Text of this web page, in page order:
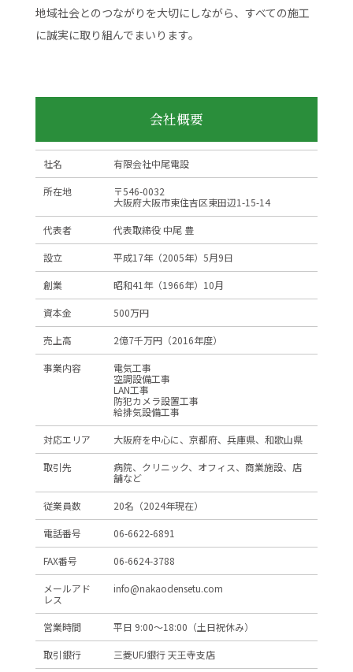
地域社会とのつながりを大切にしながら、すべての施工
に誠実に取り組んでまいります。
会社概要
社名 有限会社中尾電設
所在地
〒546-0032
大阪府大阪市東住吉区東田辺1-15-14
代表者 代表取締役 中尾 豊
設立 平成17年（2005年）5月9日
創業 昭和41年（1966年）10月
資本金 500万円
売上高 2億7千万円（2016年度）
事業内容
電気工事
空調設備工事
LAN工事
防犯カメラ設置工事
給排気設備工事
対応エリア 大阪府を中心に、京都府、兵庫県、和歌山県
取引先
病院、クリニック、オフィス、商業施設、店
舗など
従業員数 20名（2024年現在）
電話番号 06-6622-6891
FAX番号 06-6624-3788
メールアド
レス
info@nakaodensetu.com
営業時間 平日 9:00～18:00（土日祝休み）
取引銀行 三菱UFJ銀行 天王寺支店